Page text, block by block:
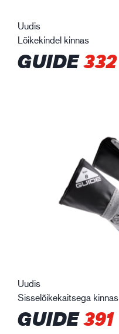
Uudis
Lõikekindel kinnas
GUIDE332
Uudis
Sisselõikekaitsega kinnas
GUIDE391